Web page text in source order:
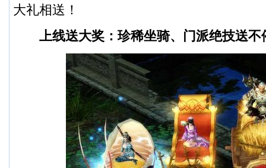
大礼相送！
上线送大奖：珍稀坐骑、门派绝技送不